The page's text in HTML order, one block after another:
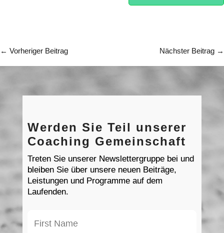
← Vorheriger Beitrag Nächster Beitrag →
Werden Sie Teil unserer
Coaching Gemeinschaft
Treten Sie unserer Newslettergruppe bei und
bleiben Sie über unsere neuen Beiträge,
Leistungen und Programme auf dem
Laufenden.